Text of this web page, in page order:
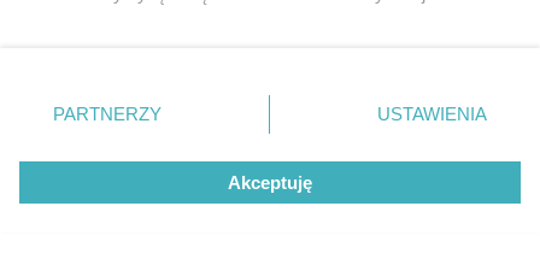
zmienić/wycofać klikając przycisk ustawień prywatności
znajdujący się w lewym dolnym rogu strony
rodzaje przetwarzania danych nie wymagają zgody
użytkownika, ale masz prawo sprzeciwić się takiemu
przetwarzaniu. Preferencje będą miały zastosowanie tylko
PARTNERZY USTAWIENIA
Akceptuję